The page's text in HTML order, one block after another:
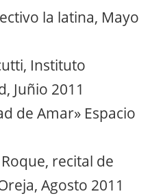
la latina, Mayo
Instituto
Juñio 2011
de Amar» Espacio
recital de
Agosto 2011